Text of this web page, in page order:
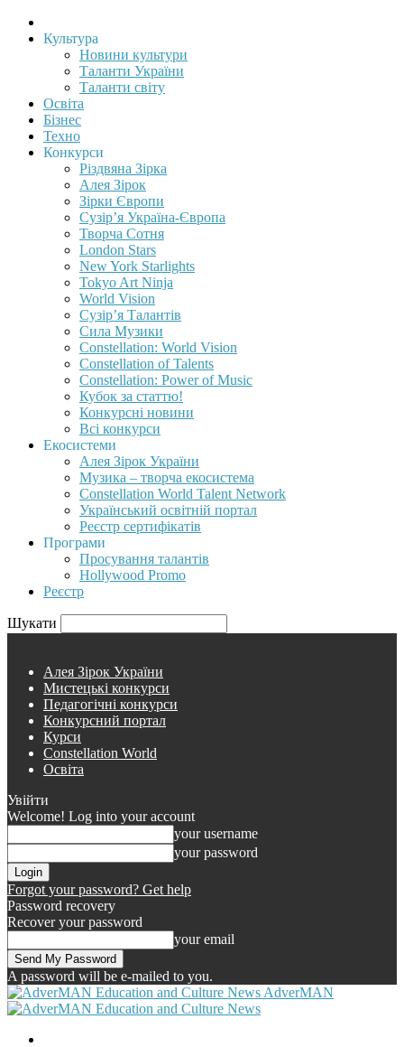
Культура
Новини культури
Таланти України
Таланти світу
Освіта
Бізнес
Техно
Конкурси
Різдвяна Зірка
Алея Зірок
Зірки Європи
Сузір’я Україна-Європа
Творча Сотня
London Stars
New York Starlights
Tokyo Art Ninja
World Vision
Сузір’я Талантів
Сила Музики
Constellation: World Vision
Constellation of Talents
Constellation: Power of Music
Кубок за статтю!
Конкурсні новини
Всі конкурси
Екосистеми
Алея Зірок України
Музика – творча екосистема
Constellation World Talent Network
Український освітній портал
Реєстр сертифікатів
Програми
Просування талантів
Hollywood Promo
Реєстр
Шукати
Алея Зірок України
Мистецькі конкурси
Педагогічні конкурси
Конкурсний портал
Курси
Constellation World
Освіта
Увійти
Welcome! Log into your account
your username
your password
Forgot your password? Get help
Password recovery
Recover your password
your email
A password will be e-mailed to you.
AdverMAN